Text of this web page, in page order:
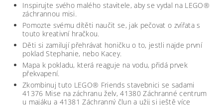
Inspirujte svého malého stavitele, aby se vydal na LEGO®
záchrannou misi.
Pomozte svému dítěti naučit se, jak pečovat o zvířata s
touto kreativní hračkou.
Děti si zamilují přehrávat honičku o to, jestli najde první
poklad Stephanie, nebo Kacey.
Mapa k pokladu, která reaguje na vodu, přidá prvek
překvapení.
Zkombinuj tuto LEGO® Friends stavebnici se sadami
41376 Mise na záchranu želv, 41380 Záchranné centrum
u majáku a 41381 Záchranný člun a užij si ještě více